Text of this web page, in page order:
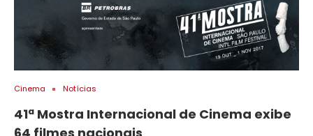
Cinema Notícias
41ª Mostra Internacional de Cinema exibe